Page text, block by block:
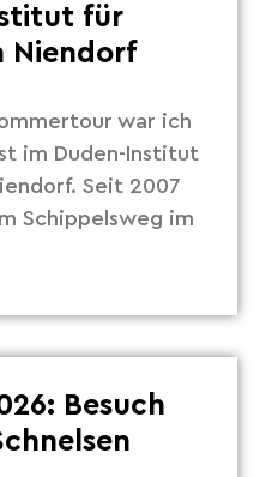
für
Niendorf
war ich
im Duden-Institut
Seit 2007
Schippelsweg im
Besuch